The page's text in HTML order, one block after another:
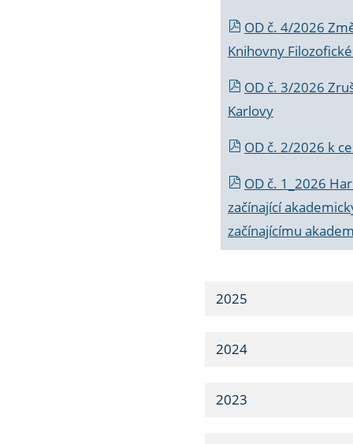
OD č. 4/2026
Knihovny
OD č. 3/2026
Karlovy
OD č. 2/2026 k
OD č. 1_2026
začínající
začínajícímu
2025
2024
2023